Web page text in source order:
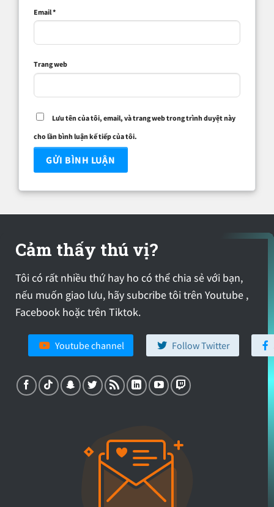
Email*
Trang web
Lưu tên của tôi, email, và trang web trong trình duyệt này
cho lần bình luận kế tiếp của tôi.
Cảm thấy thú vị?
Tôi có rất nhiều thứ hay ho có thể chia sẻ với bạn,
nếu muốn giao lưu, hãy subcribe tôi trên Youtube ,
Facebook hoặc trên Tiktok.
Youtube channel Follow Twitter